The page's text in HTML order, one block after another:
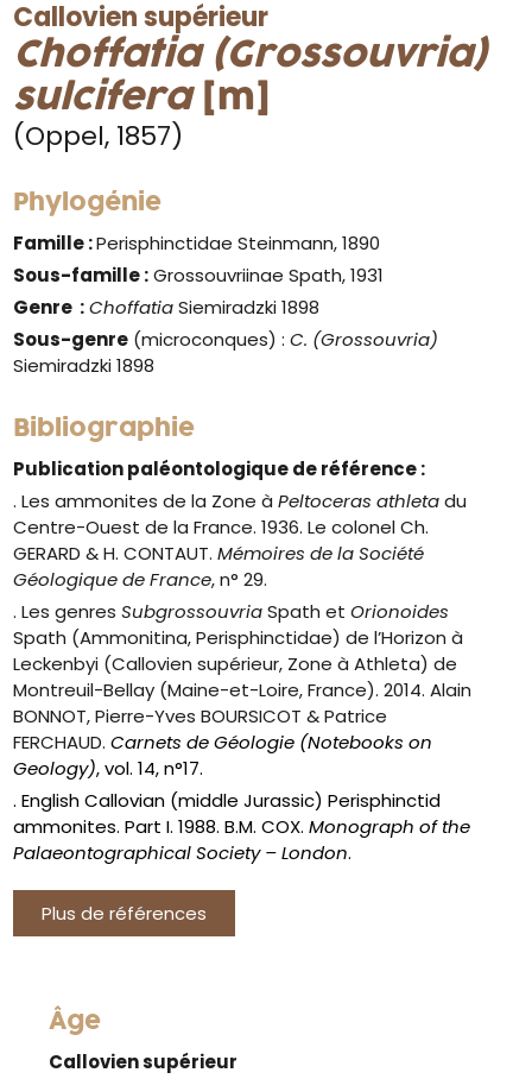
Callovien supérieur
Choffatia (Grossouvria)
sulcifera[m]
(Oppel, 1857)
Phylogénie
Famille :Perisphinctidae Steinmann, 1890
Sous-famille :Grossouvriinae Spath, 1931
Genre : ChoffatiaSiemiradzki 1898
Sous-genre (microconques) :C. (Grossouvria)
Siemiradzki 1898
Bibliographie
Publication paléontologique de référence :
. Les ammonites de la Zone àPeltoceras athletadu
Centre-Ouest de la France. 1936. Le colonel Ch.
GERARD & H. CONTAUT.Mémoires de la Société
Géologique de France, n° 29.
. Les genresSubgrossouvriaSpath etOrionoides
Spath (Ammonitina, Perisphinctidae) de l’Horizon à
Leckenbyi (Callovien supérieur, Zone à Athleta) de
Montreuil-Bellay (Maine-et-Loire, France). 2014. Alain
BONNOT, Pierre-Yves BOURSICOT & Patrice
FERCHAUD.Carnets de Géologie (Notebooks on
Geology), vol. 14, n°17.
. English Callovian (middle Jurassic) Perisphinctid
ammonites. Part I. 1988. B.M. COX.Monograph of the
Palaeontographical Society – London.
Plus de références
Âge
Callovien supérieur